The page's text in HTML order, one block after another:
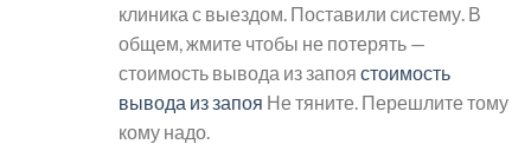
клиника с выездом. Поставили систему. В
общем, жмите чтобы не потерять —
стоимость вывода из запоя стоимость
вывода из запоя Не тяните. Перешлите тому
кому надо.